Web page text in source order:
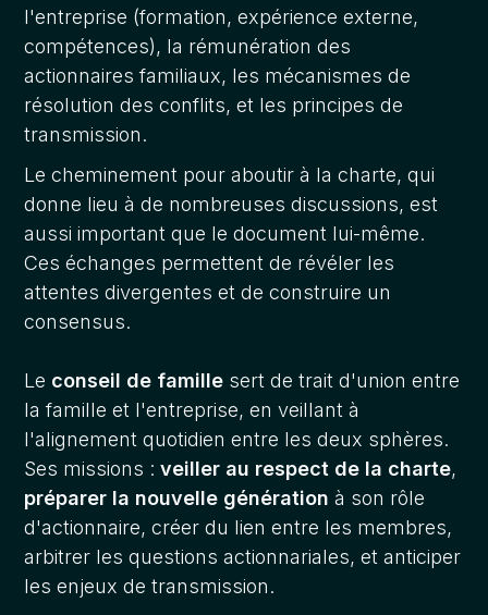
l'entreprise (formation, expérience externe,
compétences), la rémunération des
actionnaires familiaux, les mécanismes de
résolution des conflits, et les principes de
transmission.
Le cheminement pour aboutir à la charte, qui
donne lieu à de nombreuses discussions, est
aussi important que le document lui-même.
Ces échanges permettent de révéler les
attentes divergentes et de construire un
consensus.
Le conseil de famille sert de trait d'union entre
la famille et l'entreprise, en veillant à
l'alignement quotidien entre les deux sphères.
Ses missions :veiller au respect de la charte,
préparer la nouvelle génération à son rôle
d'actionnaire, créer du lien entre les membres,
arbitrer les questions actionnariales, et anticiper
les enjeux de transmission.